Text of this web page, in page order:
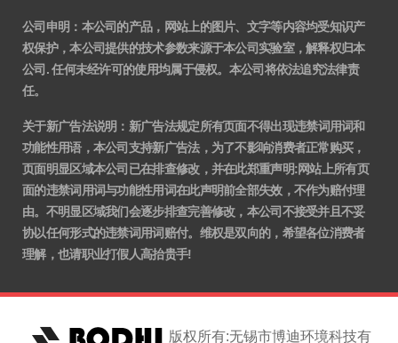
公司申明：本公司的产品，网站上的图片、文字等内容均受知识产
权保护，本公司提供的技术参数来源于本公司实验室，解释权归本
公司. 任何未经许可的使用均属于侵权。本公司将依法追究法律责
任。
关于新广告法说明 ： 新广告法规定所有页面不得出现违禁词用词和
功能性用语，本公司支持新广告法，为了不影响消费者正常购买，
页面明显区域本公司已在排查修改，并在此郑重声明:网站上所有页
面的违禁词用词与功能性用词在此声明前全部失效，不作为赔付理
由。不明显区域我们会逐步排查完善修改，本公司不接受并且不妥
协以任何形式的违禁词用词赔付。维权是双向的，希望各位消费者
理解，也请职业打假人高抬贵手!
版权所有:无锡市博迪环境科技有